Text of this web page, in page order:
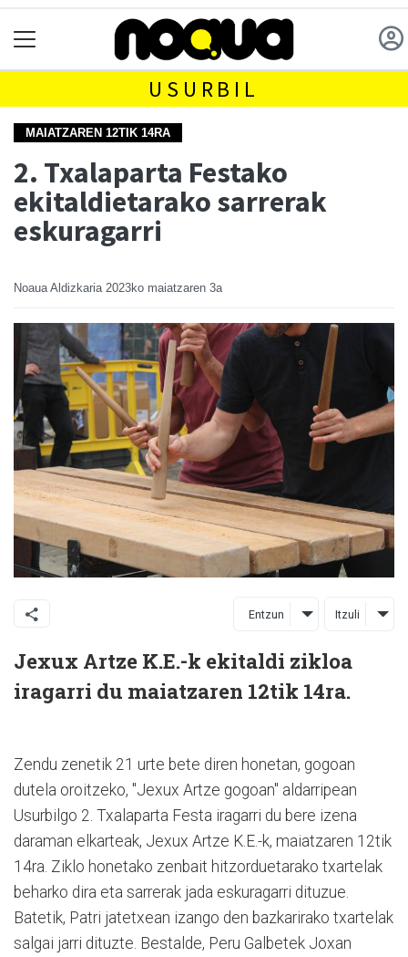
USURBIL
MAIATZAREN 12TIK 14RA
2. Txalaparta Festako
ekitaldietarako sarrerak
eskuragarri
Noaua Aldizkaria 2023ko maiatzaren 3a
Entzun Itzuli
Jexux Artze K.E.-k ekitaldi zikloa
iragarri du maiatzaren 12tik 14ra.
Zendu zenetik 21 urte bete diren honetan, gogoan
dutela oroitzeko, "Jexux Artze gogoan" aldarripean
Usurbilgo 2. Txalaparta Festa iragarri du bere izena
daraman elkarteak, Jexux Artze K.E.-k, maiatzaren 12tik
14ra. Ziklo honetako zenbait hitzorduetarako txartelak
beharko dira eta sarrerak jada eskuragarri dituzue.
Batetik, Patri jatetxean izango den bazkarirako txartelak
salgai jarri dituzte. Bestalde, Peru Galbetek Joxan